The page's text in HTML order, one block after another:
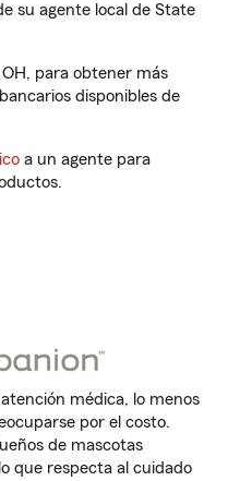
su agente local de State
para obtener más
disponibles de
a un agente para
médica, lo menos
por el costo.
de mascotas
que respecta al cuidado